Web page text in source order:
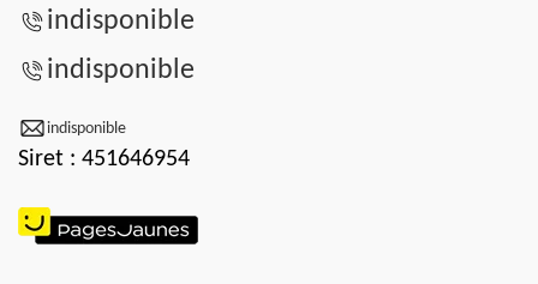
indisponible
indisponible
indisponible
Siret : 451646954